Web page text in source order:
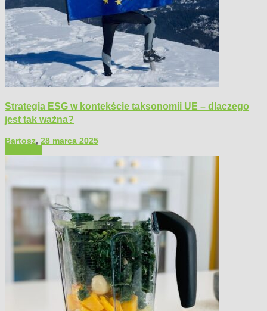
Strategia ESG w kontekście taksonomii UE – dlaczego
jest tak ważna?
Bartosz, 28 marca 2025